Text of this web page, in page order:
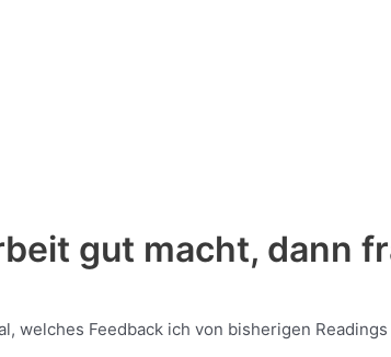
gut macht, dann
welches Feedback ich von bisherigen